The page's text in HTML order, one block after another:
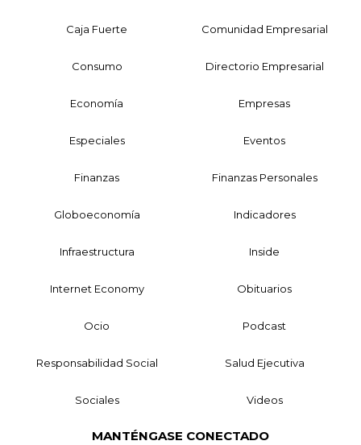
Caja Fuerte Comunidad Empresarial
Consumo Directorio Empresarial
Economía Empresas
Especiales Eventos
Finanzas Finanzas Personales
Globoeconomía Indicadores
Infraestructura Inside
Internet Economy Obituarios
Ocio Podcast
Responsabilidad Social Salud Ejecutiva
Sociales Videos
MANTÉNGASE CONECTADO